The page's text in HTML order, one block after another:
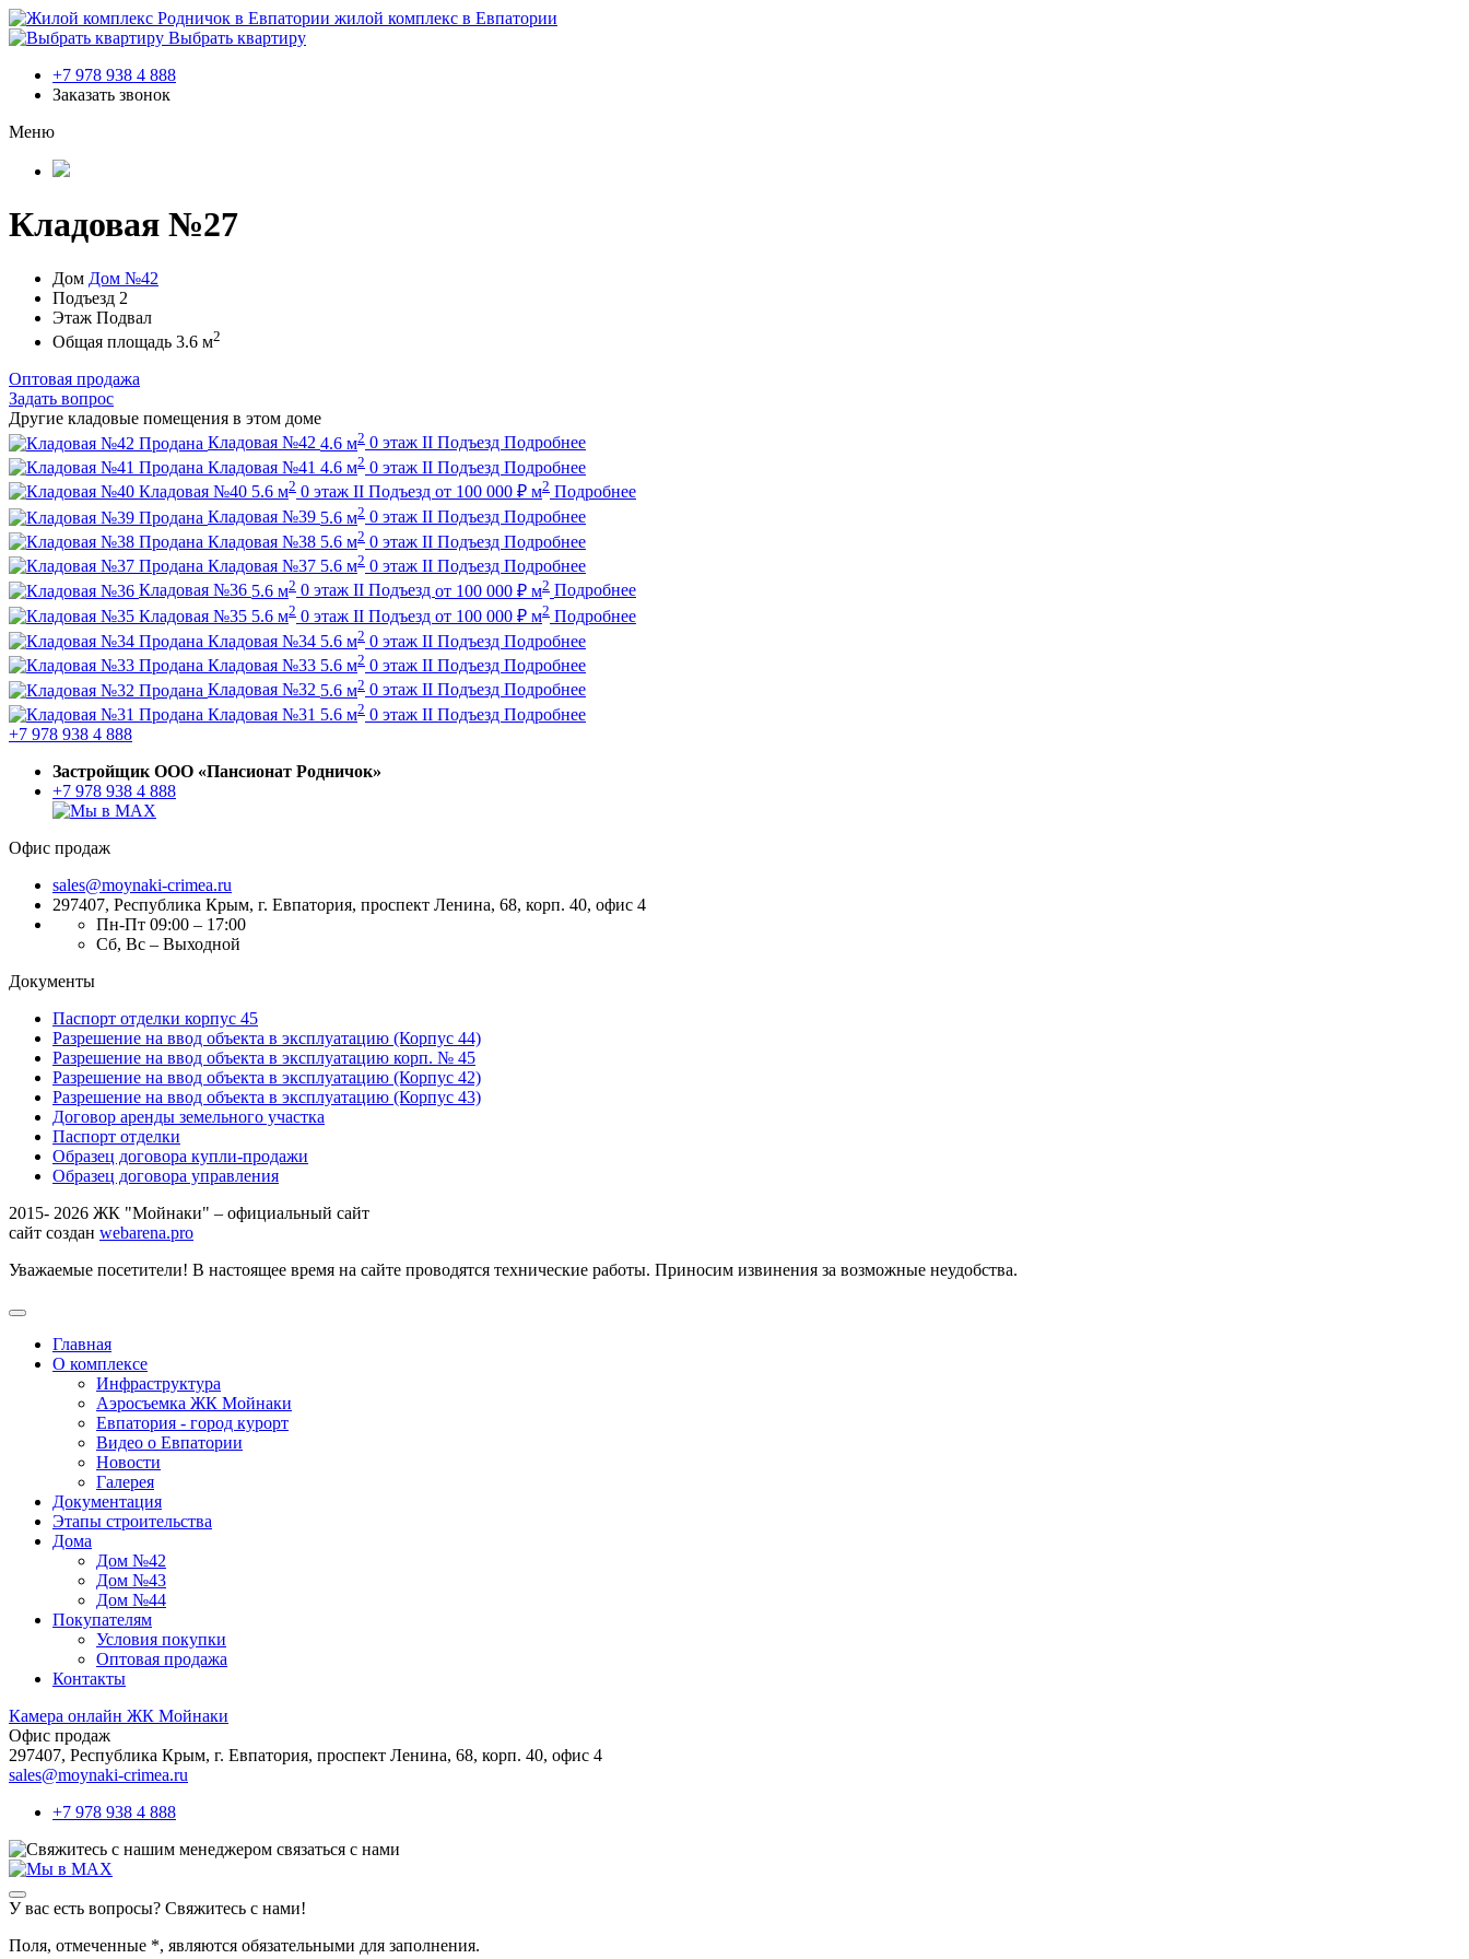
жилой комплекс в Евпатории
Выбрать квартиру
+7 978 938 4 888
Заказать звонок
Меню
Кладовая №27
Дом Дом №42
Подъезд 2
Этаж Подвал
Общая площадь 3.6 м2
Оптовая продажа
Задать вопрос
Другие кладовые помещения в этом доме
Продана Кладовая №42 4.6 м2 0 этаж II Подъезд Подробнее
Продана Кладовая №41 4.6 м2 0 этаж II Подъезд Подробнее
Кладовая №40 5.6 м2 0 этаж II Подъезд от 100 000 ₽ м2 Подробнее
Продана Кладовая №39 5.6 м2 0 этаж II Подъезд Подробнее
Продана Кладовая №38 5.6 м2 0 этаж II Подъезд Подробнее
Продана Кладовая №37 5.6 м2 0 этаж II Подъезд Подробнее
Кладовая №36 5.6 м2 0 этаж II Подъезд от 100 000 ₽ м2 Подробнее
Кладовая №35 5.6 м2 0 этаж II Подъезд от 100 000 ₽ м2 Подробнее
Продана Кладовая №34 5.6 м2 0 этаж II Подъезд Подробнее
Продана Кладовая №33 5.6 м2 0 этаж II Подъезд Подробнее
Продана Кладовая №32 5.6 м2 0 этаж II Подъезд Подробнее
Продана Кладовая №31 5.6 м2 0 этаж II Подъезд Подробнее
+7 978 938 4 888
Застройщик ООО «Пансионат Родничок»
+7 978 938 4 888
Офис продаж
sales@moynaki-crimea.ru
297407, Республика Крым, г. Евпатория, проспект Ленина, 68, корп. 40, офис 4
Пн-Пт 09:00 – 17:00
Сб, Вс – Выходной
Документы
Паспорт отделки корпус 45
Разрешение на ввод объекта в эксплуатацию (Корпус 44)
Разрешение на ввод объекта в эксплуатацию корп. № 45
Разрешение на ввод объекта в эксплуатацию (Корпус 42)
Разрешение на ввод объекта в эксплуатацию (Корпус 43)
Договор аренды земельного участка
Паспорт отделки
Образец договора купли-продажи
Образец договора управления
2015- 2026 ЖК "Мойнаки" – официальный сайт
сайт создан webarena.pro
Уважаемые посетители! В настоящее время на сайте проводятся технические работы. Приносим извинения за возможные неудобства.
Главная
О комплексе
Инфраструктура
Аэросъемка ЖК Мойнаки
Евпатория - город курорт
Видео о Евпатории
Новости
Галерея
Документация
Этапы строительства
Дома
Дом №42
Дом №43
Дом №44
Покупателям
Условия покупки
Оптовая продажа
Контакты
Камера онлайн ЖК Мойнаки
Офис продаж
297407, Республика Крым, г. Евпатория, проспект Ленина, 68, корп. 40, офис 4
sales@moynaki-crimea.ru
+7 978 938 4 888
связаться с нами
У вас есть вопросы? Свяжитесь с нами!
Поля, отмеченные *, являются обязательными для заполнения.